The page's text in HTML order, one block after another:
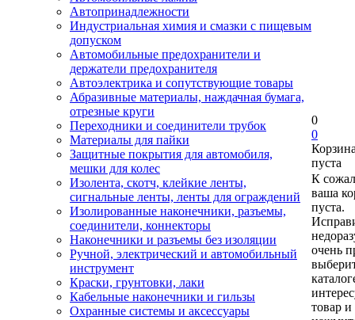
Автопринадлежности
Индустриальная химия и смазки с пищевым
допуском
Автомобильные предохранители и
держатели предохранителя
Автоэлектрика и сопутствующие товары
Абразивные материалы, наждачная бумага,
отрезные круги
Переходники и соединители трубок
Материалы для пайки
Защитные покрытия для автомобиля,
мешки для колес
Изолента, скотч, клейкие ленты,
сигнальные ленты, ленты для ограждений
Изолированные наконечники, разъемы,
соединители, коннекторы
Наконечники и разъемы без изоляции
Ручной, электрический и автомобильный
инструмент
Краски, грунтовки, лаки
Кабельные наконечники и гильзы
Охранные системы и аксессуары
0
0
пуста
К
ваша
пуста.
очень
товар и